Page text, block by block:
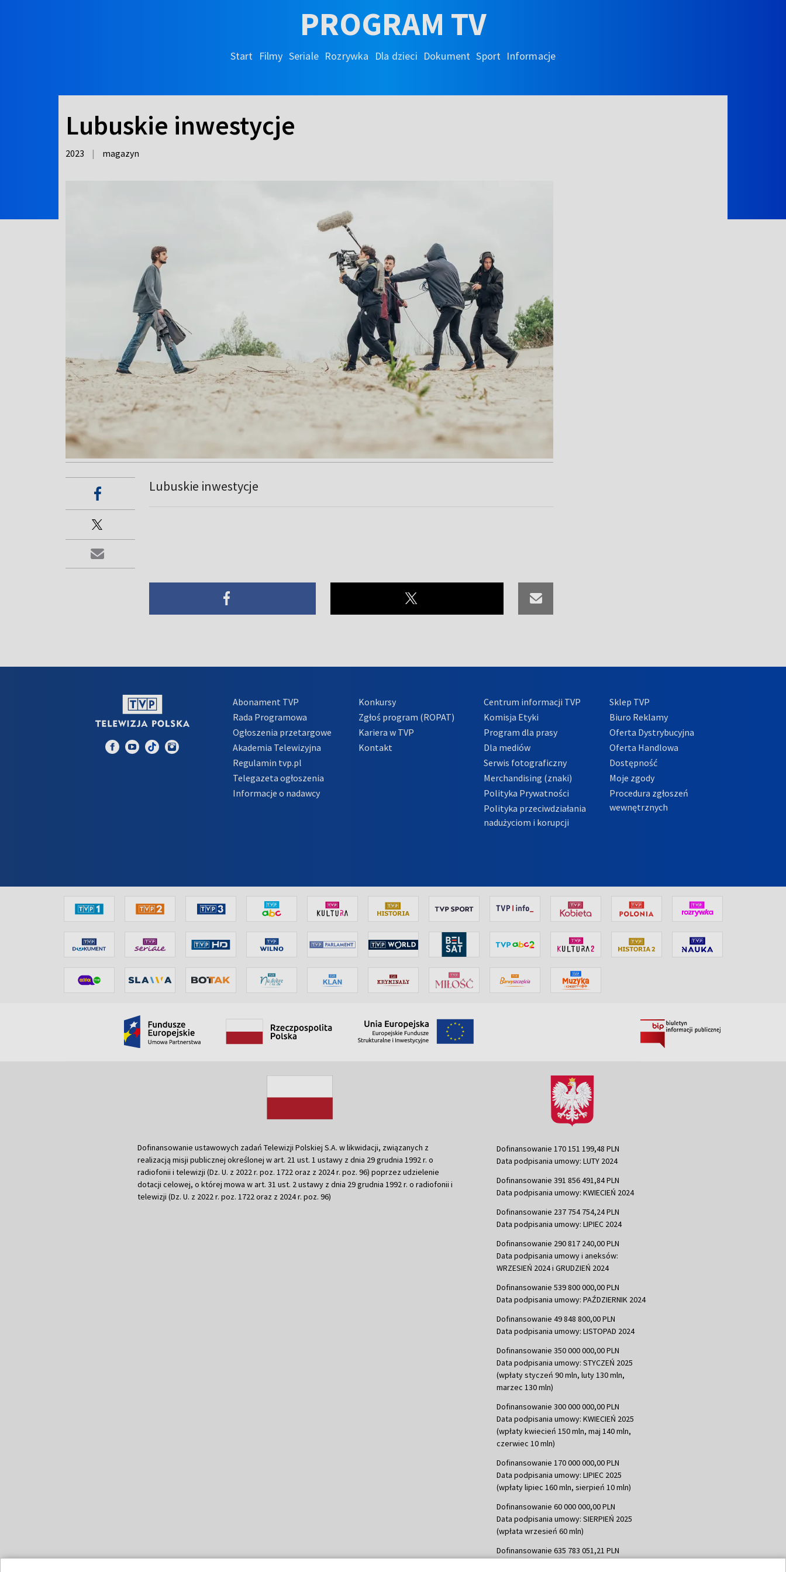
PROGRAM TV
Start Filmy Seriale Rozrywka Dla dzieci Dokument Sport Informacje
Lubuskie inwestycje
2023 | magazyn
Lubuskie inwestycje
Abonament TVP
Rada Programowa
Ogłoszenia przetargowe
Akademia Telewizyjna
Regulamin tvp.pl
Telegazeta ogłoszenia
Informacje o nadawcy
Konkursy
Zgłoś program (ROPAT)
Kariera w TVP
Kontakt
Centrum informacji TVP
Komisja Etyki
Program dla prasy
Dla mediów
Serwis fotograficzny
Merchandising (znaki)
Polityka Prywatności
Polityka przeciwdziałania
nadużyciom i korupcji
Sklep TVP
Biuro Reklamy
Oferta Dystrybucyjna
Oferta Handlowa
Dostępność
Moje zgody
Procedura zgłoszeń
wewnętrznych
Dofinansowanie ustawowych zadań Telewizji Polskiej S.A. w likwidacji, związanych z
realizacją misji publicznej określonej w art. 21 ust. 1 ustawy z dnia 29 grudnia 1992 r. o
radiofonii i telewizji (Dz. U. z 2022 r. poz. 1722 oraz z 2024 r. poz. 96) poprzez udzielenie
dotacji celowej, o której mowa w art. 31 ust. 2 ustawy z dnia 29 grudnia 1992 r. o radiofonii i
telewizji (Dz. U. z 2022 r. poz. 1722 oraz z 2024 r. poz. 96)
Dofinansowanie 170 151 199,48 PLN
Data podpisania umowy: LUTY 2024
Dofinansowanie 391 856 491,84 PLN
Data podpisania umowy: KWIECIEŃ 2024
Dofinansowanie 237 754 754,24 PLN
Data podpisania umowy: LIPIEC 2024
Dofinansowanie 290 817 240,00 PLN
Data podpisania umowy i aneksów:
WRZESIEŃ 2024 i GRUDZIEŃ 2024
Dofinansowanie 539 800 000,00 PLN
Data podpisania umowy: PAŹDZIERNIK 2024
Dofinansowanie 49 848 800,00 PLN
Data podpisania umowy: LISTOPAD 2024
Dofinansowanie 350 000 000,00 PLN
Data podpisania umowy: STYCZEŃ 2025
(wpłaty styczeń 90 mln, luty 130 mln,
marzec 130 mln)
Dofinansowanie 300 000 000,00 PLN
Data podpisania umowy: KWIECIEŃ 2025
(wpłaty kwiecień 150 mln, maj 140 mln,
czerwiec 10 mln)
Dofinansowanie 170 000 000,00 PLN
Data podpisania umowy: LIPIEC 2025
(wpłaty lipiec 160 mln, sierpień 10 mln)
Dofinansowanie 60 000 000,00 PLN
Data podpisania umowy: SIERPIEŃ 2025
(wpłata wrzesień 60 mln)
Dofinansowanie 635 783 051,21 PLN